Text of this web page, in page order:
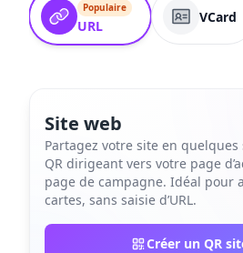
Populaire
URL
VCard
Site web
Partagez votre site en quelques
QR dirigeant vers votre page
page de campagne. Idéal pour
cartes, sans saisie d’URL.
Créer un QR